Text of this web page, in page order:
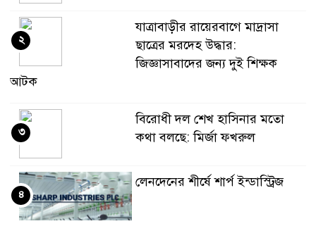
যাত্রাবাড়ীর রায়েরবাগে মাদ্রাসা
ছাত্রের মরদেহ উদ্ধার:
জিজ্ঞাসাবাদের জন্য দুই শিক্ষক
আটক
২
বিরোধী দল শেখ হাসিনার মতো
কথা বলছে: মির্জা ফখরুল
৩
লেনদেনের শীর্ষে শার্প ইন্ডাস্ট্রিজ
৪